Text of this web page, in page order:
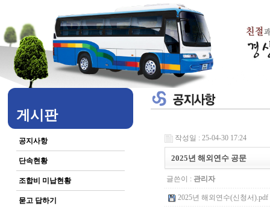
게시판
공지사항
단속현황
조합비 미납현황
묻고 답하기
작성일 : 25-04-30 17:24
2025년 해외연수 공문
글쓴이 : 관리자
2025년 해외연수(신청서).pdf